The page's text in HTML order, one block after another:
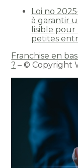
Loi no
à garantir
lisible
petites
Franchise en
? – © Copyright